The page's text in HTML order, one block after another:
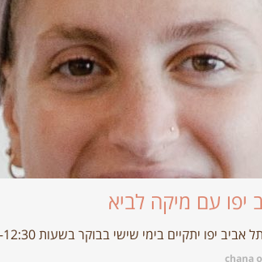
יפו עם מיקה לביא
שישי בבוקר בשעות 9:30-12:30 תאריכי הקורס: 18, 25, ליולי, 1,
chana